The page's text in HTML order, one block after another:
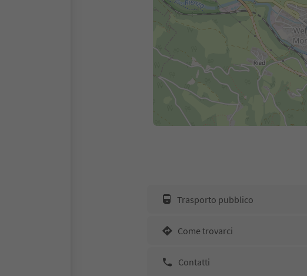
Trasporto pubblico
Come trovarci
Contatti